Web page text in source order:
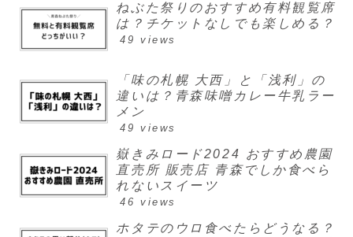
ねぶた祭りのおすすめ有料観覧席
は？チケットなしでも楽しめる？
49 views
「味の札幌 大西」と「浅利」の
違いは？青森味噌カレー牛乳ラー
メン
49 views
嶽きみロード2024 おすすめ農園
直売所 販売店 青森でしか食べら
れないスイーツ
46 views
ホタテのウロ食べたらどうなる？